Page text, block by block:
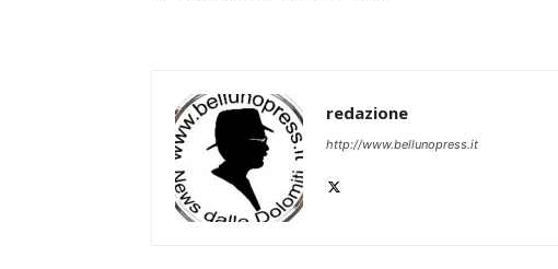
redazione
http://www.bellunopress.it